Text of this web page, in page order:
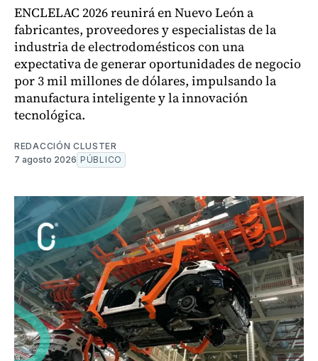
ENCLELAC 2026 reunirá en Nuevo León a
fabricantes, proveedores y especialistas de la
industria de electrodomésticos con una
expectativa de generar oportunidades de negocio
por 3 mil millones de dólares, impulsando la
manufactura inteligente y la innovación
tecnológica.
REDACCIÓN CLUSTER
7 agosto 2026 PÚBLICO